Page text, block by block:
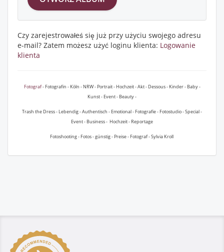
Czy zarejestrowałeś się już przy użyciu swojego adresu
e-mail? Zatem możesz użyć loginu klienta: Logowanie
klienta
Fotograf- Fotografin - Köln - NRW - Portrait - Hochzeit - Akt - Dessous - Kinder - Baby -
Kunst - Event - Beauty -
Trash the Dress - Lebendig - Authentisch - Emotional - Fotografie - Fotostudio - Special -
Event - Business - Hochzeit - Reportage
Fotoshooting - Fotos - günstig - Preise - Fotograf - Sylvia Kroll